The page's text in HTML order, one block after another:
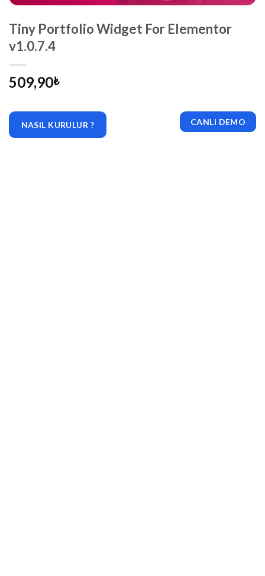
Tiny Portfolio Widget For Elementor
v1.0.7.4
509,90₺
NASIL KURULUR ? CANLI DEMO